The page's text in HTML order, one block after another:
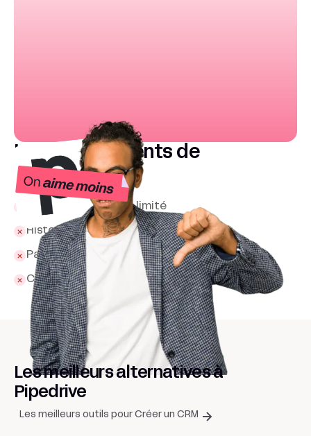
Les inconvénients de
Pipedrive
Support en français limité
Historique email parfois imparfait
Pas de centre d’appel intégré
Coûts cumulés par utilisateur
Les meilleurs alternatives à
Pipedrive
Les meilleurs outils pour Créer un CRM